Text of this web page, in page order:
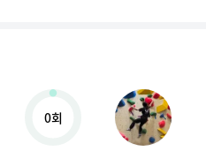
0회